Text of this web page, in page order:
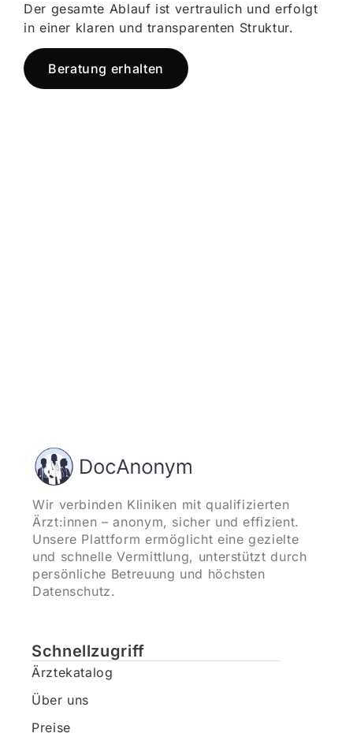
Der gesamte Ablauf ist vertraulich und erfolgt
in einer klaren und transparenten Struktur.
Beratung erhalten
Wir verbinden Kliniken mit qualifizierten
Ärzt:innen – anonym, sicher und effizient.
Unsere Plattform ermöglicht eine gezielte
und schnelle Vermittlung, unterstützt durch
persönliche Betreuung und höchsten
Datenschutz.
Schnellzugriff
Ärztekatalog
Über uns
Preise